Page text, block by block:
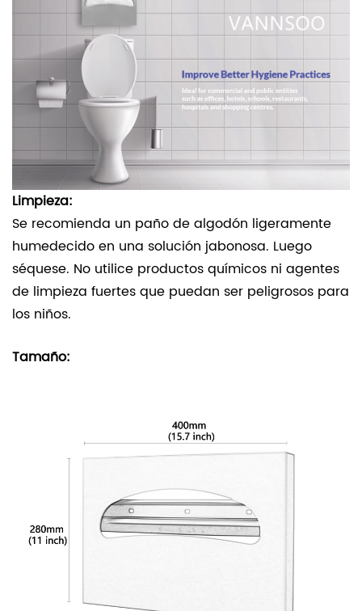
Limpieza:
Se recomienda un paño de algodón ligeramente
humedecido en una solución jabonosa. Luego
séquese. No utilice productos químicos ni agentes
de limpieza fuertes que puedan ser peligrosos para
los niños.
Tamaño: